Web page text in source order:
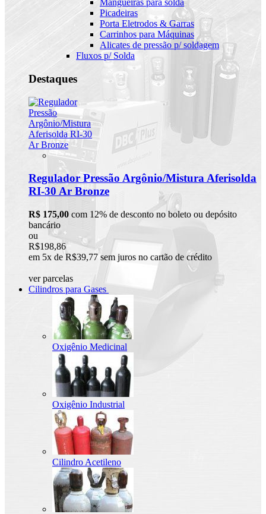
Mangueiras para solda
Picadeiras
Porta Eletrodos & Garras
Carrinhos para Máquinas
Alicates de pressão p/ soldagem
Fluxos p/ Solda
Destaques
Regulador Pressão Argônio/Mistura Aferisolda
RI-30 Ar Bronze
R$ 175,00 com 12% de desconto no boleto ou depósito
bancário
ou
R$198,86
em 5x de R$39,77 sem juros no cartão de crédito
ver parcelas
Cilindros para Gases
Oxigênio Medicinal
Oxigênio Industrial
Cilindro Acetileno